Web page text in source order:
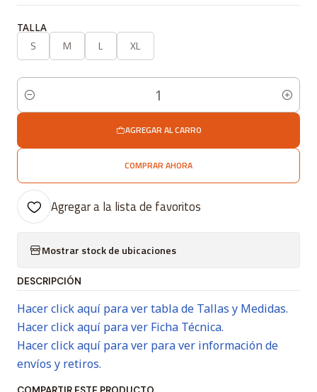
TALLA
S M L XL
Cantidad
AGREGAR AL CARRO
COMPRAR AHORA
Agregar a la lista de favoritos
Mostrar stock de ubicaciones
DESCRIPCIÓN
Hacer click aquí para ver tabla de Tallas y Medidas.
Hacer click aquí para ver Ficha Técnica.
Hacer click aquí para ver para ver información de
envíos y retiros.